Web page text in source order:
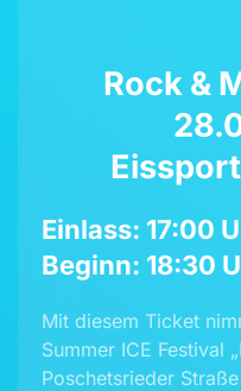
Rock &
Einlass: 17:00
Beginn: 18:30
Mit diesem Ticket
Summer ICE Festival
Poschetsrieder